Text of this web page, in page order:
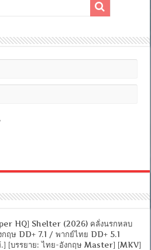
HQ] Shelter (2026) คลั่งนรกหลบ
กฤษ DD+ 7.1 / พากย์ไทย DD+ 5.1
[บรรยาย: ไทย-อังกฤษ Master] [MKV]